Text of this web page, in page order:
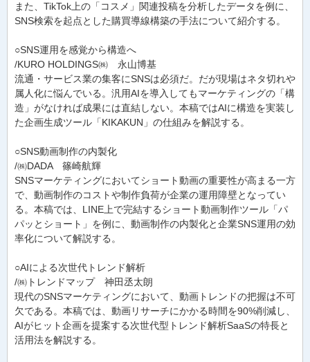
また、TikTok上の「コスメ」関連投稿を分析したデータを例に、
SNS検索を起点とした購買導線構築の手法について紹介する。
○SNS運用を感覚から構造へ
/KURO HOLDINGS㈱ 永山博基
流通・サービス業の集客にSNSは必須だ。だが現場はネタ切れや
属人化に悩んでいる。汎用AIを導入してもマーケティングの「構
造」がなければ成果には直結しない。本稿ではAIに構造を実装し
た企画生成ツール「KIKAKUN」の仕組みを解説する。
○SNS動画制作の内製化
/㈱DADA 篠崎航輝
SNSマーケティングにおいてショート動画の重要性が高まる一方
で、動画制作のコストや制作負荷が企業の運用障壁となってい
る。本稿では、LINE上で完結するショート動画制作ツール「パ
パッとショート」を例に、動画制作の内製化と企業SNS運用の効
率化について解説する。
○AIによる次世代トレンド解析
/㈱トレンドマップ 神田丞太朗
現代のSNSマーケティングにおいて、動画トレンドの把握は不可
欠である。本稿では、動画リサーチにかかる時間を90%削減し、
AIがヒット企画を提案する次世代型トレンド解析SaaSの特長と
活用法を解説する。